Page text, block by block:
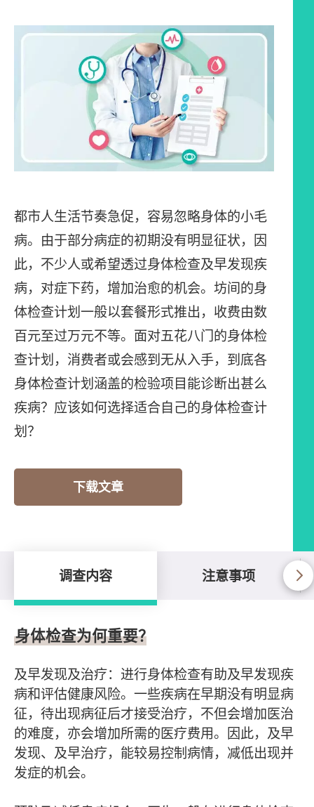
都市人生活节奏急促，容易忽略身体的小毛
病。由于部分病症的初期没有明显征状，因
此，不少人或希望透过身体检查及早发现疾
病，对症下药，增加治愈的机会。坊间的身
体检查计划一般以套餐形式推出，收费由数
百元至过万元不等。面对五花八门的身体检
查计划，消费者或会感到无从入手，到底各
身体检查计划涵盖的检验项目能诊断出甚么
疾病？应该如何选择适合自己的身体检查计
划？
下载文章
调查内容 注意事项
调查内容
身体检查为何重要？
及早发现及治疗：进行身体检查有助及早发现疾
病和评估健康风险。一些疾病在早期没有明显病
征，待出现病征后才接受治疗，不但会增加医治
的难度，亦会增加所需的医疗费用。因此，及早
发现、及早治疗，能较易控制病情，减低出现并
发症的机会。